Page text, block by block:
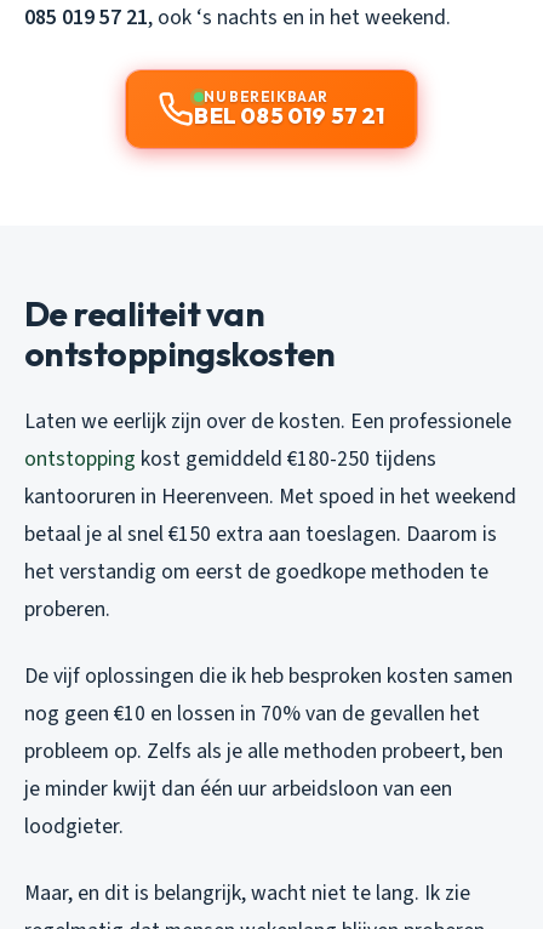
085 019 57 21, ook ‘s nachts en in het weekend.
NU BEREIKBAAR
BEL 085 019 57 21
De realiteit van
ontstoppingskosten
Laten we eerlijk zijn over de kosten. Een professionele
ontstopping kost gemiddeld €180-250 tijdens
kantooruren in Heerenveen. Met spoed in het weekend
betaal je al snel €150 extra aan toeslagen. Daarom is
het verstandig om eerst de goedkope methoden te
proberen.
De vijf oplossingen die ik heb besproken kosten samen
nog geen €10 en lossen in 70% van de gevallen het
probleem op. Zelfs als je alle methoden probeert, ben
je minder kwijt dan één uur arbeidsloon van een
loodgieter.
Maar, en dit is belangrijk, wacht niet te lang. Ik zie